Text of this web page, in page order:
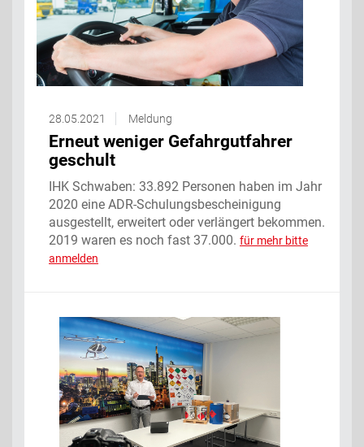
28.05.2021 Meldung
Erneut weniger Gefahrgutfahrer
geschult
IHK Schwaben: 33.892 Personen haben im Jahr
2020 eine ADR-Schulungsbescheinigung
ausgestellt, erweitert oder verlängert bekommen.
2019 waren es noch fast 37.000. für mehr bitte
anmelden